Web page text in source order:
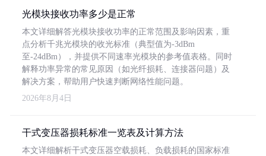
光模块接收功率多少是正常
本文详细解答光模块接收功率的正常范围及影响因素，重
点分析千兆光模块的收光标准（典型值为-3dBm
至-24dBm），并提供不同速率光模块的参考值表格。同时
解释功率异常的常见原因（如光纤损耗、连接器问题）及
解决方案，帮助用户快速判断网络性能问题。
2026年8月4日
干式变压器损耗标准一览表及计算方法
本文详细解析干式变压器空载损耗、负载损耗的国家标准